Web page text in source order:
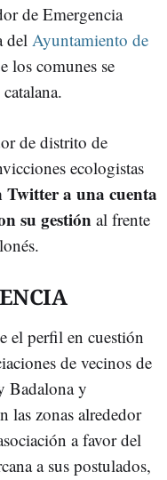
de Emergencia
del Ayuntamiento de
los comunes se
de distrito de
ecologistas
Twitter a una cuenta
su gestión al frente
el perfil en cuestión
de vecinos de
Badalona y
las zonas alrededor
a favor del
a sus postulados,